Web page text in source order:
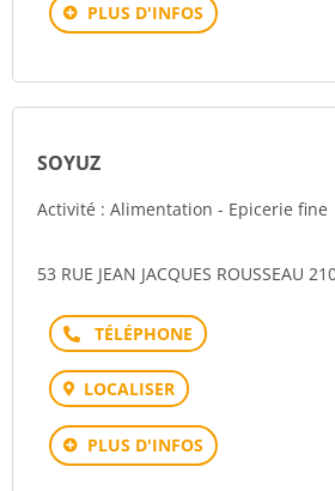
PLUS D'INFOS
SOYUZ
Activité : Alimentation - Epicerie fine
53 RUE JEAN JACQUES ROUSSEAU
Téléphone
LOCALISER
PLUS D'INFOS